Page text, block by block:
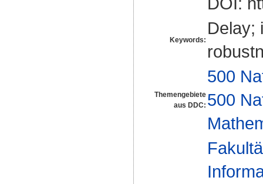
Keywords:
Delay;
Themengebiete
aus DDC:
500
500